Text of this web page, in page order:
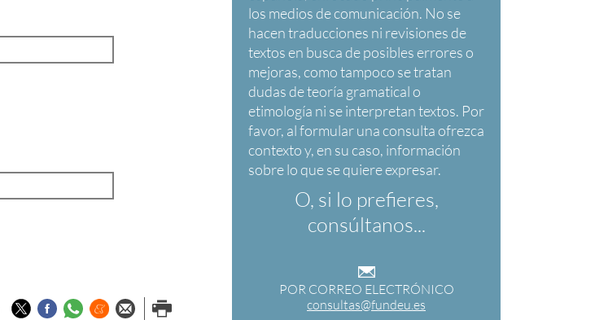
O, si lo prefieres,
consúltanos...
POR CORREO ELECTRÓNICO
consultas@fundeu.es
TwitterFacebook
Whatsapp
Menéame
Enviar porImprimir